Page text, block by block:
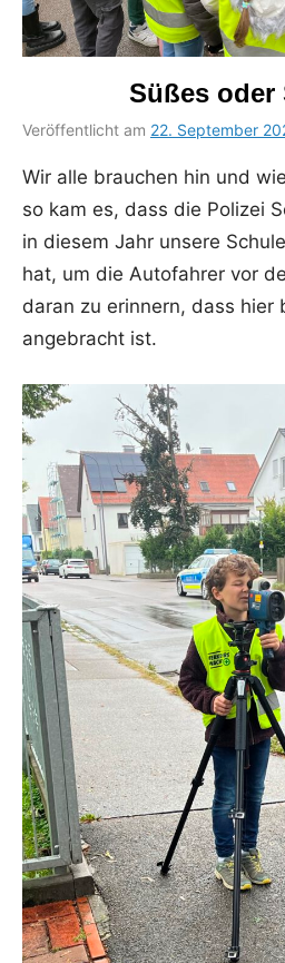
Süßes oder
Veröffentlicht am 22. September
Wir alle brauchen hin und
so kam es, dass die Polizei
in diesem Jahr unsere
hat, um die Autofahrer vor
daran zu erinnern, dass hier
angebracht ist.